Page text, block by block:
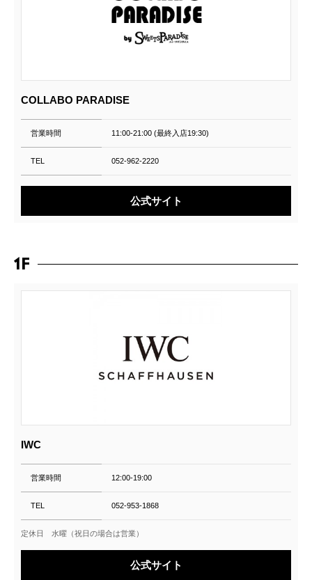
COLLABO PARADISE
営業時間 11:00-21:00 (最終入店19:30)
TEL 052-962-2220
公式サイト
1F
IWC
営業時間 12:00-19:00
TEL 052-953-1868
定休日 水曜（祝日の場合は営業）
公式サイト